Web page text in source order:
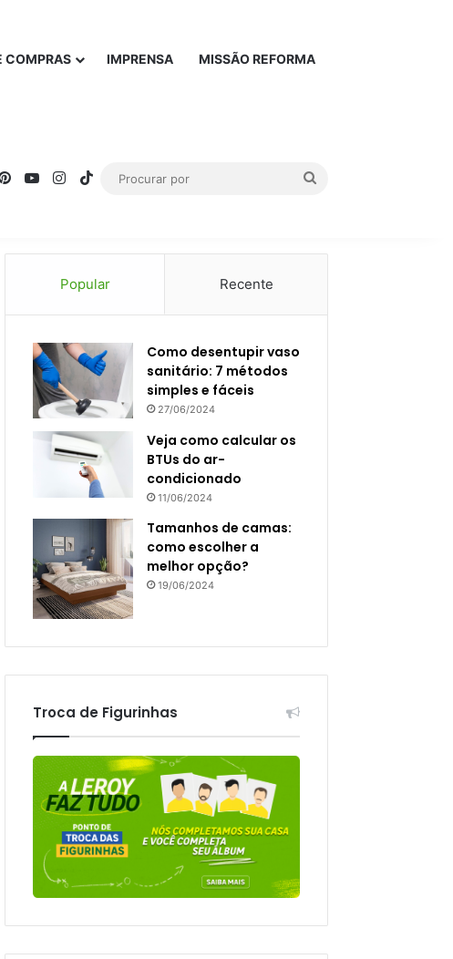
COMPRAS IMPRENSA MISSÃO REFORMA
PinterestYouTubeInstagram
TikTok
Popular Recente
Como desentupir vaso
sanitário: 7 métodos
simples e fáceis
27/06/2024
Veja como calcular os
BTUs do ar-
condicionado
11/06/2024
Tamanhos de camas:
como escolher a
melhor opção?
19/06/2024
Troca de Figurinhas